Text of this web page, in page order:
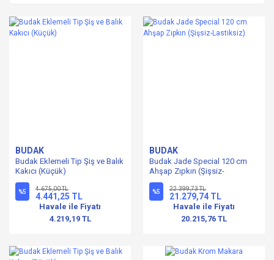
BUDAK
Budak Eklemeli Tip Şiş ve Balık
Kakıcı (Küçük)
%5 4.675,00 TL
4.441,25 TL
Havale ile Fiyatı
4.219,19 TL
BUDAK
Budak Jade Special 120 cm
Ahşap Zıpkın (Şişsiz-
Lastiksiz)
%5 22.399,73 TL
21.279,74 TL
Havale ile Fiyatı
20.215,76 TL